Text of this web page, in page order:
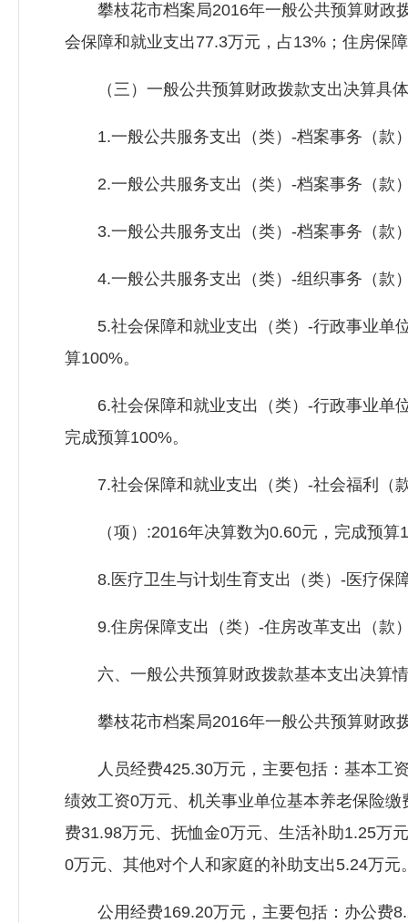
攀枝花市档案局2016年一般公共预算财政拨
会保障和就业支出77.3万元，占13%；住房保
（三）一般公共预算财政拨款支出决算具
1.一般公共服务支出（类）-档案事务（款
2.一般公共服务支出（类）-档案事务（款
3.一般公共服务支出（类）-档案事务（款）
4.一般公共服务支出（类）-组织事务（款）
5.社会保障和就业支出（类）-行政事业单位
算100%。
6.社会保障和就业支出（类）-行政事业单位
完成预算100%。
7.社会保障和就业支出（类）-社会福利（
（项）:2016年决算数为0.60元，完成预算
8.医疗卫生与计划生育支出（类）-医疗保障
9.住房保障支出（类）-住房改革支出（款
六、一般公共预算财政拨款基本支出决算
攀枝花市档案局2016年一般公共预算财政
人员经费425.30万元，主要包括：基本工资
绩效工资0万元、机关事业单位基本养老保险
费31.98万元、抚恤金0万元、生活补助1.25万
0万元、其他对个人和家庭的补助支出5.24万元
公用经费169.20万元，主要包括：办公费